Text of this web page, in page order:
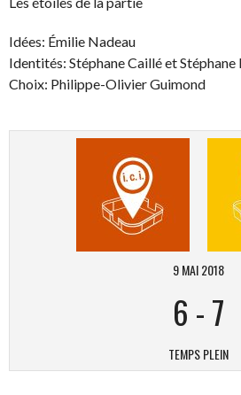
Idées: Émilie Nadeau
Identités: Stéphane Caillé et
Choix: Philippe-Olivier Guimond
9 MAI 2018
6 -7
TEMPS PLEIN